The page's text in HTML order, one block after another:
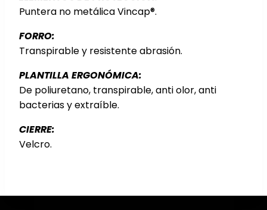
Puntera no metálica Vincap®.
FORRO:
Transpirable y resistente abrasión.
PLANTILLA ERGONÓMICA:
De poliuretano, transpirable, anti olor, anti
bacterias y extraíble.
CIERRE:
Velcro.